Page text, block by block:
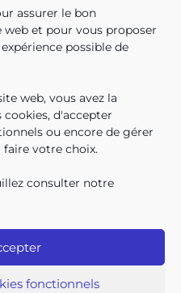
assurer le bon
et pour vous proposer
possible de
web, vous avez la
cookies, d'accepter
ou encore de gérer
faire votre choix.
consulter notre
fonctionnels
?
NOUS
2 • 1040 Bruxelles